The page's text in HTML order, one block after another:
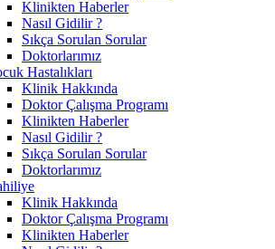
Klinikten Haberler
Nasıl Gidilir ?
Sıkça Sorulan Sorular
Doktorlarımız
Hastalıkları
Klinik Hakkında
Doktor Çalışma Programı
Klinikten Haberler
Nasıl Gidilir ?
Sıkça Sorulan Sorular
Doktorlarımız
Klinik Hakkında
Doktor Çalışma Programı
Klinikten Haberler